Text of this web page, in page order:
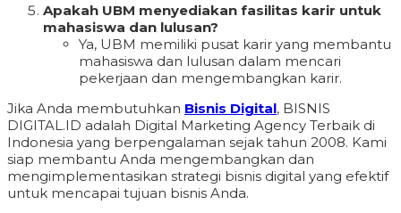
Apakah UBM menyediakan fasilitas karir untuk
mahasiswa dan lulusan?
Ya, UBM memiliki pusat karir yang membantu
mahasiswa dan lulusan dalam mencari
pekerjaan dan mengembangkan karir.
Jika Anda membutuhkan Bisnis Digital, BISNIS
DIGITAL.ID adalah Digital Marketing Agency Terbaik di
Indonesia yang berpengalaman sejak tahun 2008. Kami
siap membantu Anda mengembangkan dan
mengimplementasikan strategi bisnis digital yang efektif
untuk mencapai tujuan bisnis Anda.